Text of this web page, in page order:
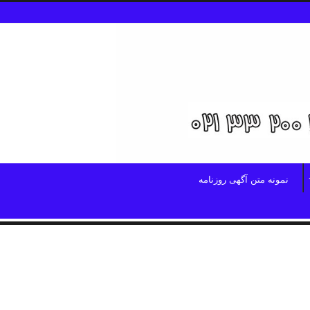
نمونه متن آگهی روزنامه